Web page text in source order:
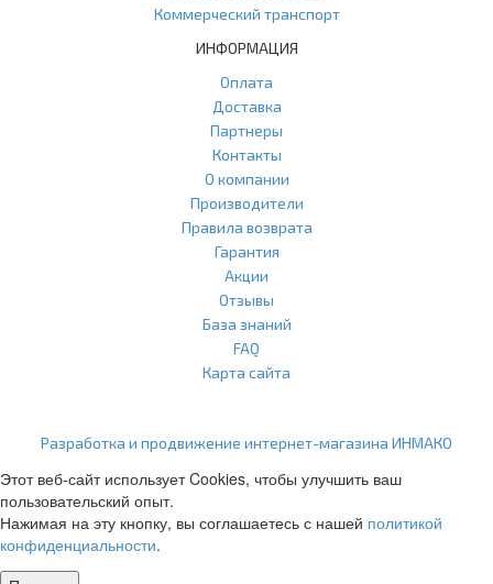
Коммерческий транспорт
ИНФОРМАЦИЯ
Оплата
Доставка
Партнеры
Контакты
О компании
Производители
Правила возврата
Гарантия
Акции
Отзывы
База знаний
FAQ
Карта сайта
Разработка и продвижение интернет-магазина ИНМАКО
Этот веб-сайт использует Cookies, чтобы улучшить ваш
пользовательский опыт.
Нажимая на эту кнопку, вы соглашаетесь с нашей политикой
конфиденциальности.